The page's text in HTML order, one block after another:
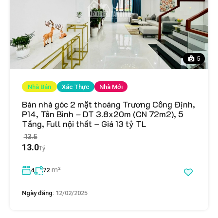
5
Nhà Bán Xác Thực Nhà Mới
Bán nhà góc 2 mặt thoáng Trương Công Định,
P14, Tân Bình – DT 3.8x20m (CN 72m2), 5
Tầng, Full nội thất – Giá 13 tỷ TL
13.0
13.5
Tỷ
4 72 m²
Ngày đăng: 12/02/2025